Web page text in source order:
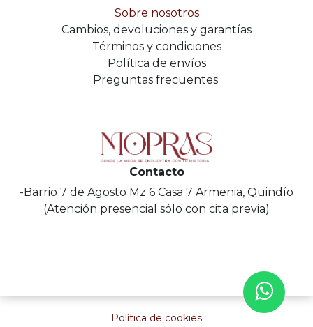
Sobre nosotros
Cambios, devoluciones y garantías
Términos y condiciones
Política de envíos
Preguntas frecuentes
Contacto
-Barrio 7 de Agosto Mz 6 Casa 7 Armenia, Quindío
(Atención presencial sólo con cita previa)
Política de cookies